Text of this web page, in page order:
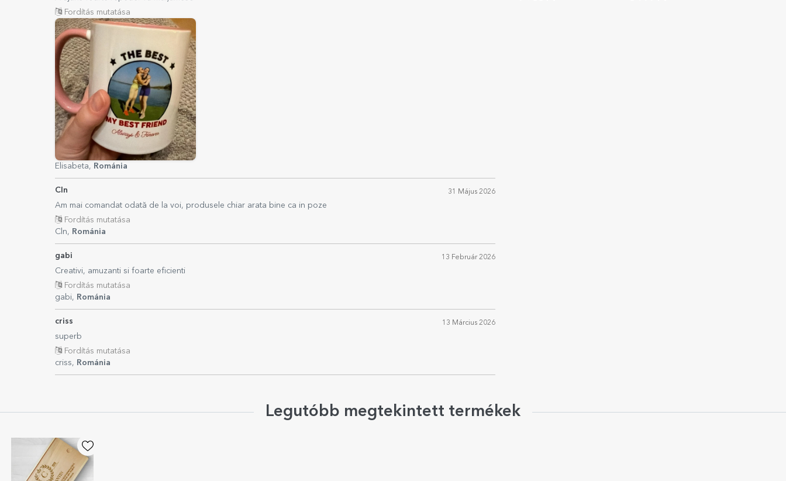
Fordítás mutatása
Elisabeta, Románia
Cln 31 Május 2026
Am mai comandat odată de la voi, produsele chiar arata bine ca in poze
Fordítás mutatása
Cln, Románia
gabi 13 Február 2026
Creativi, amuzanti si foarte eficienti
Fordítás mutatása
gabi, Románia
criss 13 Március 2026
superb
Fordítás mutatása
criss, Románia
Legutóbb megtekintett termékek